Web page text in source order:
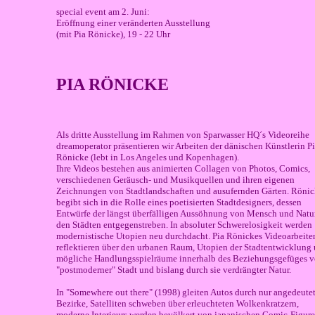
special event am 2. Juni:
Eröffnung einer veränderten Ausstellung
(mit Pia Rönicke), 19 - 22 Uhr
PIA RÖNICKE
Als dritte Ausstellung im Rahmen von Sparwasser HQ´s Videoreihe
dreamoperator präsentieren wir Arbeiten der dänischen Künstlerin
Rönicke (lebt in Los Angeles und Kopenhagen).
Ihre Videos bestehen aus animierten Collagen von Photos, Comics,
verschiedenen Geräusch- und Musikquellen und ihren eigenen
Zeichnungen von Stadtlandschaften und ausufernden Gärten.
begibt sich in die Rolle eines poetisierten Stadtdesigners, dessen
Entwürfe der längst überfälligen Aussöhnung von Mensch und
den Städten entgegenstreben. In absoluter Schwerelosigkeit werden
modernistische Utopien neu durchdacht. Pia Rönickes
reflektieren über den urbanen Raum, Utopien der Stadtentwicklung
mögliche Handlungsspielräume innerhalb des Beziehungsgefüges
"postmoderner" Stadt und bislang durch sie verdrängter Natur.
In "Somewhere out there" (1998) gleiten Autos durch nur
Bezirke, Satelliten schweben über erleuchteten Wolkenkratzern,